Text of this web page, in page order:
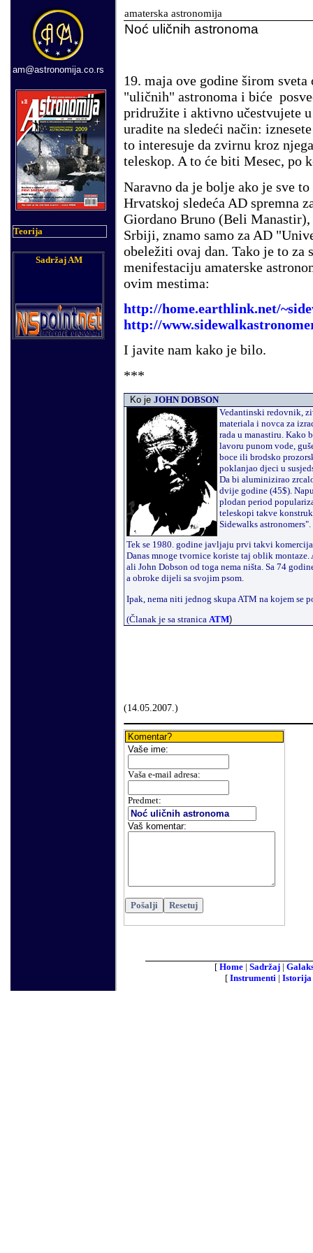
am@astronomija.co.rs
Teorija
Sadržaj AM
amaterska astronomija
Noć uličnih astronoma
19. maja ove godine širom sveta
"uličnih" astronoma i biće
pridružite i aktivno učestvujete
uradite na sledeći način:
to interesuje da zvirnu kroz
teleskop. A to će biti Mesec, po
Naravno da je bolje ako je sve
Hrvatskoj sledeća AD spremna
Giordano Bruno (Beli
Srbiji, znamo samo za AD
obeležiti ovaj dan. Tako je to za
menifestaciju amaterske
ovim mestima:
http://home.earthlink.net/
http://
I javite nam kako je bilo.
***
Ko je JOHN DOBSON
Vedantinski redovnik,
materiala i novca za
rada u manastiru. Kako
lavoru punom vode,
boce ili brodsko
poklanjao djeci u
Da bi aluminizirao
dvije godine (45$).
plodan period
teleskopi takve
Sidewalks astronomers".
Tek se 1980. godine javljaju prvi takvi
Danas mnoge tvornice koriste taj oblik
ali John Dobson od toga nema ništa. Sa 74
a obroke dijeli sa svojim psom.
Ipak, nema niti jednog skupa ATM na kojem se
(Članak je sa stranica ATM)
(14 05 .2007. )
Komentar?
Vaše ime:
Vaša e-mail adresa:
Predmet:
Vaš komentar:
[ Home | Sadržaj |
[ Instrumenti |